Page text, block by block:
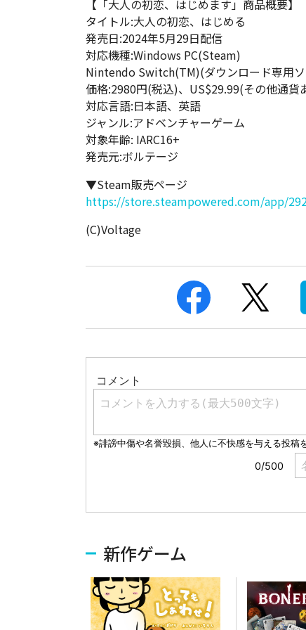
【「大人の初恋、はじめます」商品概要】
タイトル:大人の初恋、はじめる
発売日:2024年5月29日配信
対応機種:Windows PC(Steam)
Nintendo Switch(TM)(ダウンロード専用
価格:2980円(税込)、US$29.99(その他通
対応言語:日本語、英語
ジャンル:アドベンチャーゲーム
対象年齢: IARC16+
発売元:ボルテージ
▼Steam販売ページ
https://store.steampowered.com/app/
(C)Voltage
新作ゲーム